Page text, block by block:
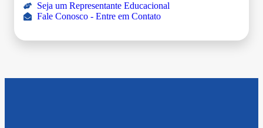
Seja um Representante Educacional
Fale Conosco - Entre em Contato